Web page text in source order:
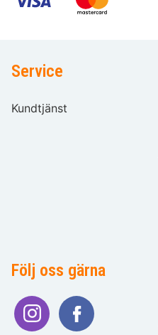
Service
Kundtjänst
Följ oss gärna